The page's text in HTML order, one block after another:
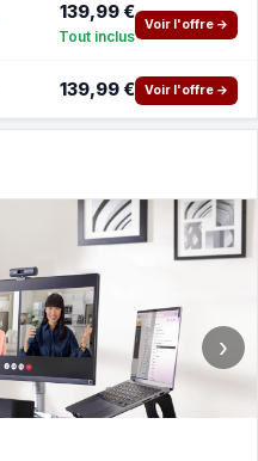
139,99 €
Tout inclus
Voir l'offre →
139,99 € Voir l'offre →
›